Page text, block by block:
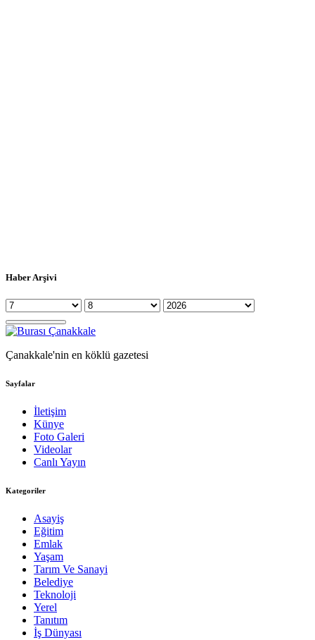
Haber Arşivi
Çanakkale'nin en köklü gazetesi
Sayfalar
İletişim
Künye
Foto Galeri
Videolar
Canlı Yayın
Kategoriler
Asayiş
Eğitim
Emlak
Yaşam
Tarım Ve Sanayi
Belediye
Teknoloji
Yerel
Tanıtım
İş Dünyası